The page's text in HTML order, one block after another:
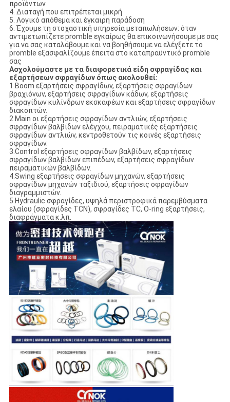
προϊόντων
4. Διαταγή που επιτρέπεται μικρή
5. Λογικό απόθεμα και έγκαιρη παράδοση
6. Έχουμε τη στοχαστική υπηρεσία μεταπωλήσεων: όταν
αντιμετωπίζετε promble εγκαίρως θα επικοινωνήσουμε με σας
για να σας καταλάβουμε και να βοηθήσουμε να ελέγξετε το
promble εξασφαλίζουμε έπειτα στο καταπραϋντικό promble
σας
Ασχολούμαστε με τα διαφορετικά είδη σφραγίδας και
εξαρτήσεων σφραγίδων όπως ακολουθεί:
1.Boom εξαρτήσεις σφραγίδων, εξαρτήσεις σφραγίδων
βραχιόνων, εξαρτήσεις σφραγίδων κάδων, εξαρτήσεις
σφραγίδων κυλίνδρων εκσκαφέων και εξαρτήσεις σφραγίδων
διακοπτών.
2.Main οι εξαρτήσεις σφραγίδων αντλιών, εξαρτήσεις
σφραγίδων βαλβίδων ελέγχου, πειραματικές εξαρτήσεις
σφραγίδων αντλιών, κεντροθετούν τις κοινές εξαρτήσεις
σφραγίδων.
3.Control εξαρτήσεις σφραγίδων βαλβίδων, εξαρτήσεις
σφραγίδων βαλβίδων επιπέδων, εξαρτήσεις σφραγίδων
πειραματικών βαλβίδων.
4.Swing εξαρτήσεις σφραγίδων μηχανών, εξαρτήσεις
σφραγίδων μηχανών ταξιδιού, εξαρτήσεις σφραγίδων
διαγραμμιστών.
5.Hydraulic σφραγίδες, υψηλά περιστροφικά παρεμβύσματα
ελαίου (σφραγίδες TCN), σφραγίδες TC, O-ring εξαρτήσεις,
διαφράγματα κ.λπ.